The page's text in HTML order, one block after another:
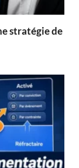
stratégie de